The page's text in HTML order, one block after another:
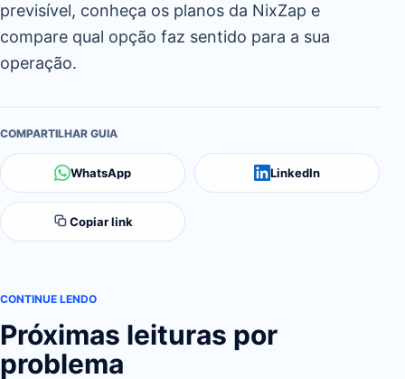
previsível, conheça os planos da NixZap e
compare qual opção faz sentido para a sua
operação.
COMPARTILHAR GUIA
WhatsApp LinkedIn
Copiar link
CONTINUE LENDO
Próximas leituras por
problema